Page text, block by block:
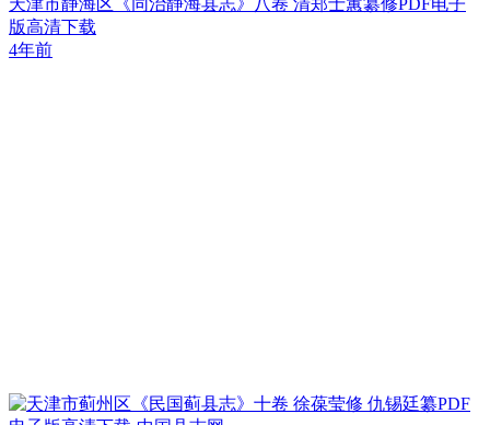
天津市静海区《同治静海县志》八卷 清郑士蕙纂修PDF电子
版高清下载
4年前